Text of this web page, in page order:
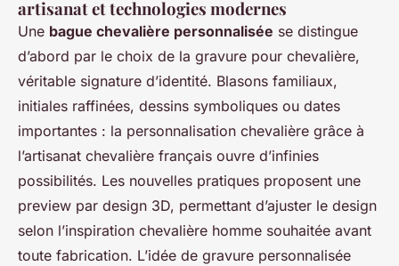
artisanat et technologies modernes
Une bague chevalière personnalisée se distingue
d’abord par le choix de la gravure pour chevalière,
véritable signature d’identité. Blasons familiaux,
initiales raffinées, dessins symboliques ou dates
importantes : la personnalisation chevalière grâce à
l’artisanat chevalière français ouvre d’infinies
possibilités. Les nouvelles pratiques proposent une
preview par design 3D, permettant d’ajuster le design
selon l’inspiration chevalière homme souhaitée avant
toute fabrication. L’idée de gravure personnalisée